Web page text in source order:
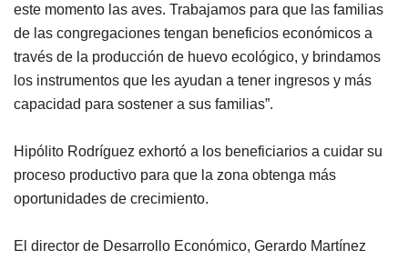
este momento las aves. Trabajamos para que las familias
de las congregaciones tengan beneficios económicos a
través de la producción de huevo ecológico, y brindamos
los instrumentos que les ayudan a tener ingresos y más
capacidad para sostener a sus familias”.
Hipólito Rodríguez exhortó a los beneficiarios a cuidar su
proceso productivo para que la zona obtenga más
oportunidades de crecimiento.
El director de Desarrollo Económico, Gerardo Martínez